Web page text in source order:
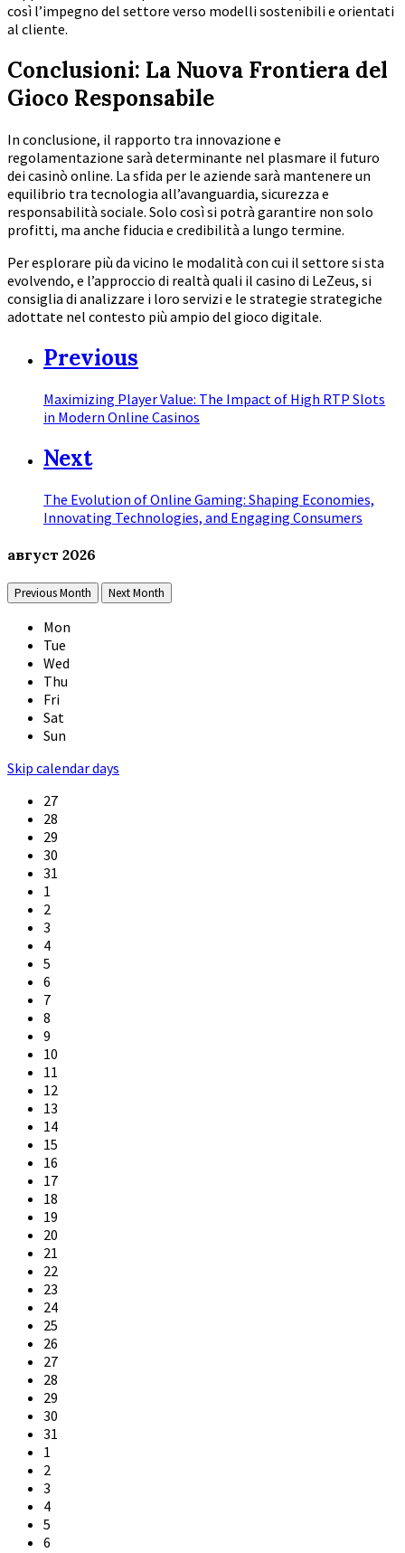
così l’impegno del settore verso modelli sostenibili e orientati
al cliente.
Conclusioni: La Nuova Frontiera del
Gioco Responsabile
In conclusione, il rapporto tra innovazione e
regolamentazione sarà determinante nel plasmare il futuro
dei casinò online. La sfida per le aziende sarà mantenere un
equilibrio tra tecnologia all’avanguardia, sicurezza e
responsabilità sociale. Solo così si potrà garantire non solo
profitti, ma anche fiducia e credibilità a lungo termine.
Per esplorare più da vicino le modalità con cui il settore si sta
evolvendo, e l’approccio di realtà quali il casino di LeZeus, si
consiglia di analizzare i loro servizi e le strategie strategiche
adottate nel contesto più ampio del gioco digitale.
Previous
Maximizing Player Value: The Impact of High RTP Slots
in Modern Online Casinos
Next
The Evolution of Online Gaming: Shaping Economies,
Innovating Technologies, and Engaging Consumers
август 2026
Previous Month Next Month
Mon
Tue
Wed
Thu
Fri
Sat
Sun
Skip calendar days
27
28
29
30
31
1
2
3
4
5
6
7
8
9
10
11
12
13
14
15
16
17
18
19
20
21
22
23
24
25
26
27
28
29
30
31
1
2
3
4
5
6